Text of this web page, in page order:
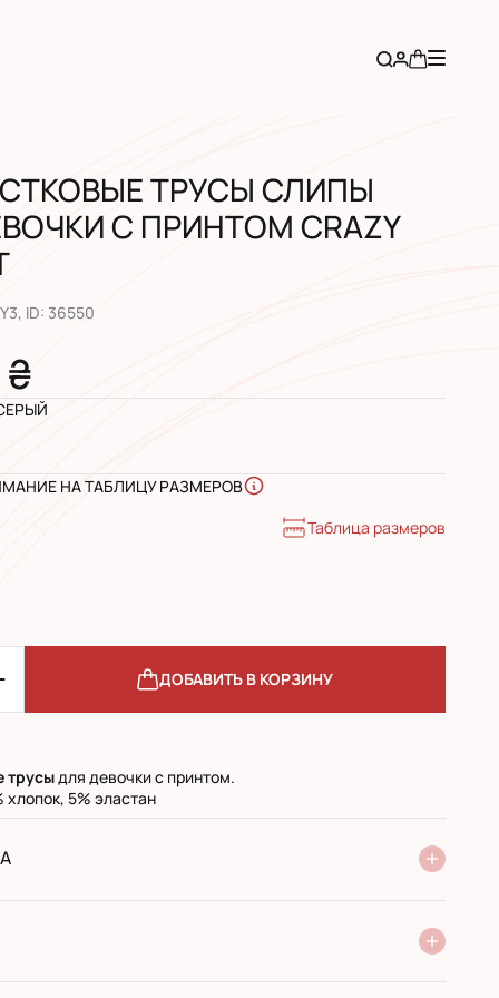
ТРУСЫ СЛИПЫ
С ПРИНТОМ CRAZY
, ID: 36550
НА ТАБЛИЦУ РАЗМЕРОВ
Таблица размеров
ДОБАВИТЬ В КОРЗИНУ
трусыдля девочки с принтом.
5% эластан
перевод